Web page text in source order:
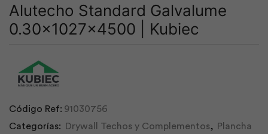
Alutecho Standard Galvalume
0.30x1027x4500 | Kubiec
Código Ref: 91030756
Categorías:
Drywall Techos y Complementos,
Plancha